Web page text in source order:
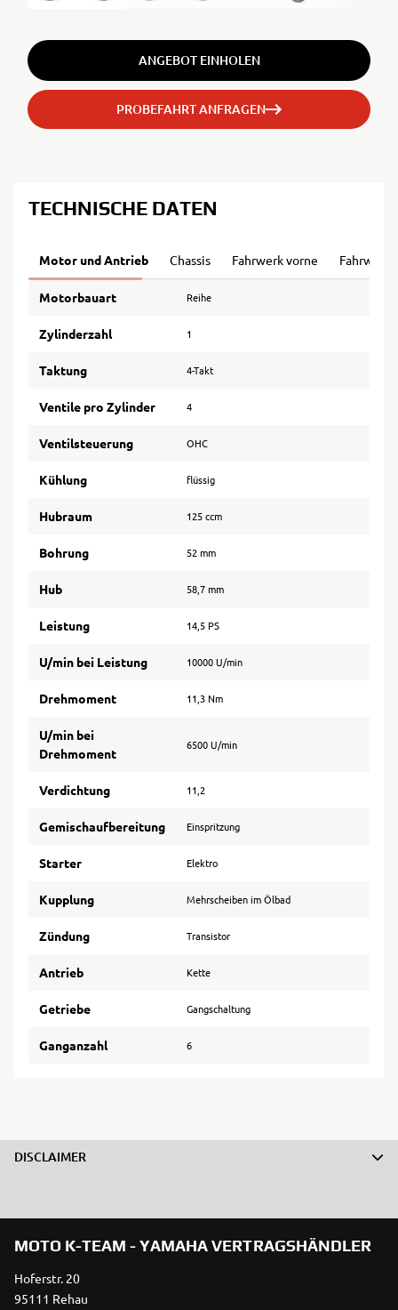
ANGEBOT EINHOLEN
PROBEFAHRT ANFRAGEN
TECHNISCHE DATEN
Motor und Antrieb Chassis Fahrwerk vorne Fahrwerk
Motorbauart Reihe
Zylinderzahl 1
Taktung 4-Takt
Ventile pro Zylinder 4
Ventilsteuerung OHC
Kühlung flüssig
Hubraum 125 ccm
Bohrung 52 mm
Hub 58,7 mm
Leistung 14,5 PS
U/min bei Leistung 10000 U/min
Drehmoment 11,3 Nm
U/min bei
Drehmoment
6500 U/min
Verdichtung 11,2
Gemischaufbereitung Einspritzung
Starter Elektro
Kupplung Mehrscheiben im Ölbad
Zündung Transistor
Antrieb Kette
Getriebe Gangschaltung
Ganganzahl 6
DISCLAIMER
MOTO K-TEAM - YAMAHA VERTRAGSHÄNDLER
Hoferstr. 20
95111 Rehau